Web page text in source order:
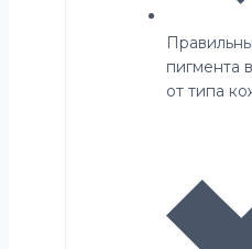
пигмента
от типа